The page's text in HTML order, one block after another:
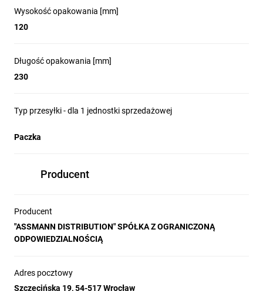
Wysokość opakowania [mm]
120
Długość opakowania [mm]
230
Typ przesyłki - dla 1 jednostki sprzedażowej
Paczka
Producent
Producent
"ASSMANN DISTRIBUTION" SPÓŁKA Z OGRANICZONĄ
ODPOWIEDZIALNOŚCIĄ
Adres pocztowy
Szczecińska 19, 54-517 Wrocław